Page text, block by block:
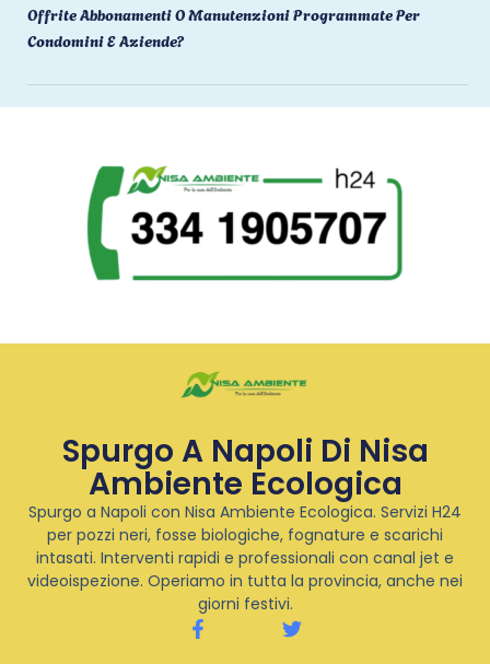
Offrite Abbonamenti O Manutenzioni Programmate Per
Condomini E Aziende?
Spurgo A Napoli Di Nisa
Ambiente Ecologica
Spurgo a Napoli con Nisa Ambiente Ecologica. Servizi H24
per pozzi neri, fosse biologiche, fognature e scarichi
intasati. Interventi rapidi e professionali con canal jet e
videoispezione. Operiamo in tutta la provincia, anche nei
giorni festivi.